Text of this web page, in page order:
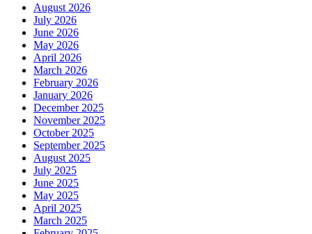
August 2026
July 2026
June 2026
May 2026
April 2026
March 2026
February 2026
January 2026
December 2025
November 2025
October 2025
September 2025
August 2025
July 2025
June 2025
May 2025
April 2025
March 2025